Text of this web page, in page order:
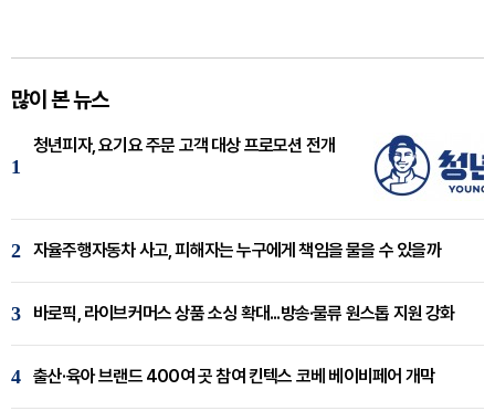
많이 본 뉴스
1
청년피자, 요기요 주문 고객 대상 프로모션 전개
2 자율주행자동차 사고, 피해자는 누구에게 책임을 물을 수 있을까
3 바로픽, 라이브커머스 상품 소싱 확대...방송·물류 원스톱 지원 강화
4 출산·육아 브랜드 400여 곳 참여 킨텍스 코베 베이비페어 개막